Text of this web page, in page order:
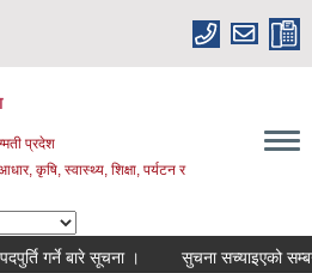
प्रदेश
कृषि, स्वास्थ्य, शिक्षा, पर्यटन र
बारे सूचना । सुचना सच्याइएको सम्बन्धमा।